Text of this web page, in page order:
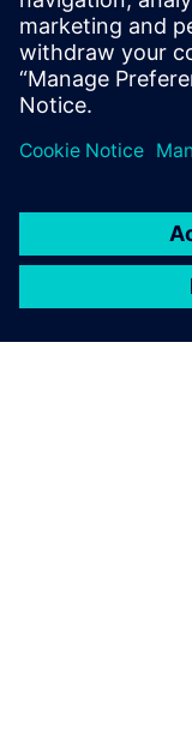
Global news
Get the latest global